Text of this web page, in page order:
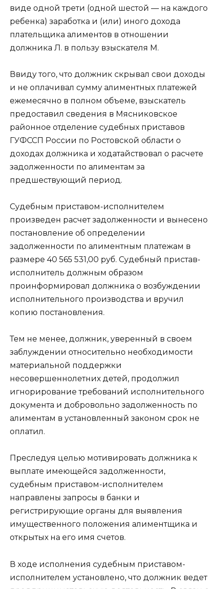
виде одной трети (одной шестой — на каждого
ребенка) заработка и (или) иного дохода
плательщика алиментов в отношении
должника Л. в пользу взыскателя М.
Ввиду того, что должник скрывал свои доходы
и не оплачивал сумму алиментных платежей
ежемесячно в полном объеме, взыскатель
предоставил сведения в Мясниковское
районное отделение судебных приставов
ГУФССП России по Ростовской области о
доходах должника и ходатайствовал о расчете
задолженности по алиментам за
предшествующий период.
Судебным приставом-исполнителем
произведен расчет задолженности и вынесено
постановление об определении
задолженности по алиментным платежам в
размере 40 565 531,00 руб. Судебный пристав-
исполнитель должным образом
проинформировал должника о возбуждении
исполнительного производства и вручил
копию постановления.
Тем не менее, должник, уверенный в своем
заблуждении относительно необходимости
материальной поддержки
несовершеннолетних детей, продолжил
игнорирование требований исполнительного
документа и добровольно задолженность по
алиментам в установленный законом срок не
оплатил.
Преследуя целью мотивировать должника к
выплате имеющейся задолженности,
судебным приставом-исполнителем
направлены запросы в банки и
регистрирующие органы для выявления
имущественного положения алиментщика и
открытых на его имя счетов.
В ходе исполнения судебным приставом-
исполнителем установлено, что должник ведет